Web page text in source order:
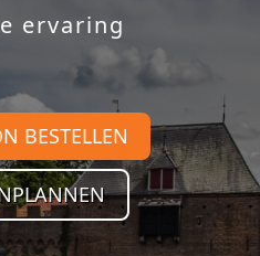
ervaring
BESTELLEN